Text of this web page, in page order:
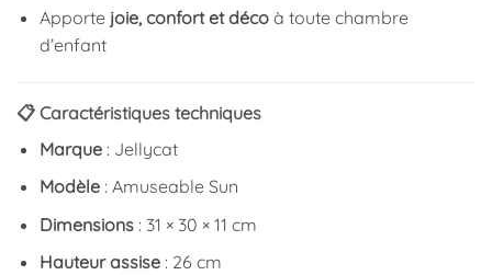
Apporte joie, confort et décoà toute chambre
d’enfant
📋 Caractéristiques techniques
Marque: Jellycat
Modèle: Amuseable Sun
Dimensions: 31 × 30 × 11 cm
Hauteur assise: 26 cm